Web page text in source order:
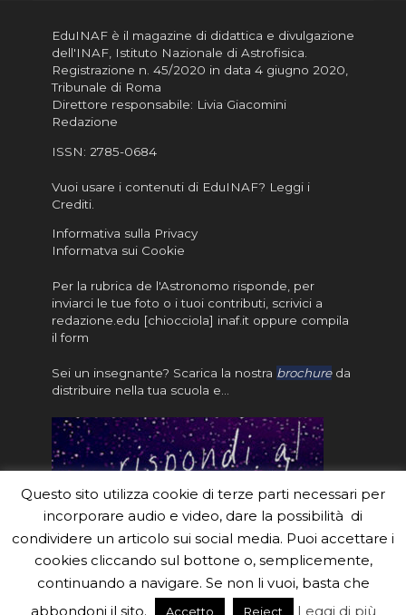
EduINAF è il magazine di didattica e divulgazione
dell'INAF, Istituto Nazionale di Astrofisica.
Registrazione n. 45/2020 in data 4 giugno 2020,
Tribunale di Roma
Direttore responsabile: Livia Giacomini
Redazione
ISSN: 2785-0684
Vuoi usare i contenuti di EduINAF? Leggi i
Crediti.
Informativa sulla Privacy
Informatva sui Cookie
Per la rubrica de l'Astronomo risponde, per
inviarci le tue foto o i tuoi contributi, scrivici a
redazione.edu [chiocciola] inaf.it oppure compila
il form
Sei un insegnante? Scarica la nostra brochureda
distribuire nella tua scuola e…
#eduinaf #inaf #astronomyforabetterworld.
Questo sito utilizza cookie di terze parti necessari per
incorporare audio e video, dare la possibilità di
condividere un articolo sui social media. Puoi accettare i
cookies cliccando sul bottone o, semplicemente,
continuando a navigare. Se non li vuoi, basta che
abbondoni il sito.
Accetto Reject Leggi di più